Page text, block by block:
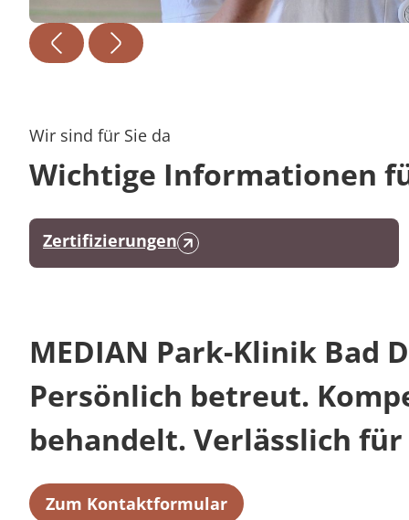
Wir sind für Sie da
Wichtige Informationen
Zertifizierungen
MEDIAN Park-Klinik Bad
Persönlich betreut.
behandelt. Verlässlich für
Zum Kontaktformular